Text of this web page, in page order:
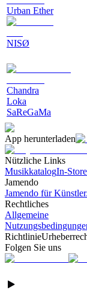
Urban Ether
NISØ
Chandra
Loka
SaReGaMa
App herunterladen
Nützliche Links
MusikkatalogIn-
Jamendo
Jamendo für Künstler
Rechtliches
Allgemeine
Richtlinie
Folgen Sie uns